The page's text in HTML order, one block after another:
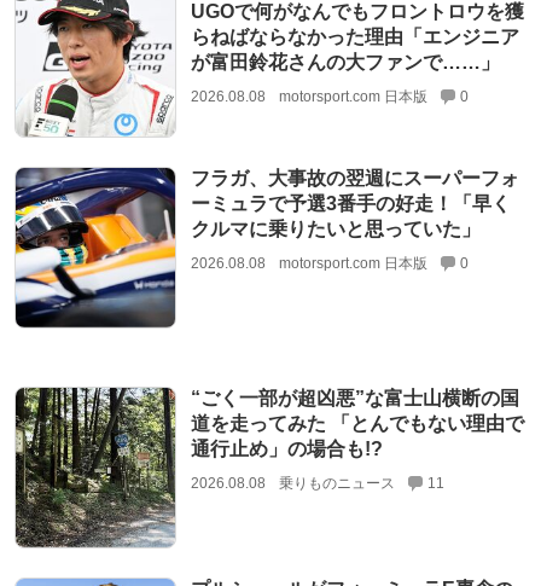
UGOで何がなんでもフロントロウを獲
らねばならなかった理由「エンジニア
が富田鈴花さんの大ファンで……」
2026.08.08 motorsport.com 日本版 0
フラガ、大事故の翌週にスーパーフォ
ーミュラで予選3番手の好走！「早く
クルマに乗りたいと思っていた」
2026.08.08 motorsport.com 日本版 0
“ごく一部が超凶悪”な富士山横断の国
道を走ってみた 「とんでもない理由で
通行止め」の場合も!?
2026.08.08 乗りものニュース 11